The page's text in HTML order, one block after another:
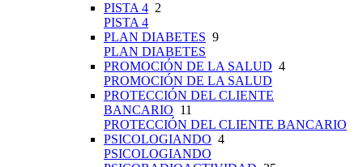
PISTA 4 2
PISTA 4
PLAN DIABETES 9
PLAN DIABETES
PROMOCIÓN DE LA SALUD 4
PROMOCIÓN DE LA SALUD
PROTECCIÓN DEL CLIENTE
BANCARIO 11
PROTECCIÓN DEL CLIENTE BANCARIO
PSICOLOGIANDO 4
PSICOLOGIANDO